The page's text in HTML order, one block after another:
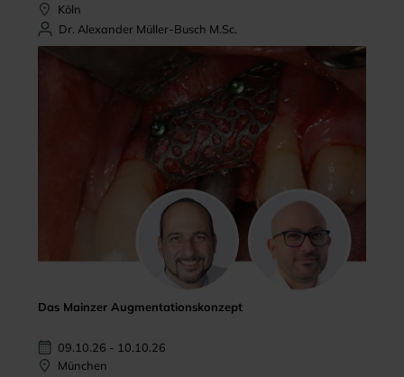
Köln
Dr. Alexander Müller-Busch M.Sc.
Das Mainzer Augmentationskonzept
09.10.26 - 10.10.26
München